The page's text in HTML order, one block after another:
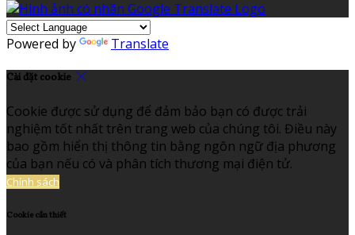
Powered by Translate
Cài đặt cookie
Cookie được sử dụng để đảm bảo bạn có được trải
nghiệm tốt nhất trên trang web của chúng tôi. Điều này
bao gồm hiển thị thông tin bằng ngôn ngữ địa phương
của bạn nếu có và phân tích thương mại điện tử.
Chính sách
Cookie cần thiết